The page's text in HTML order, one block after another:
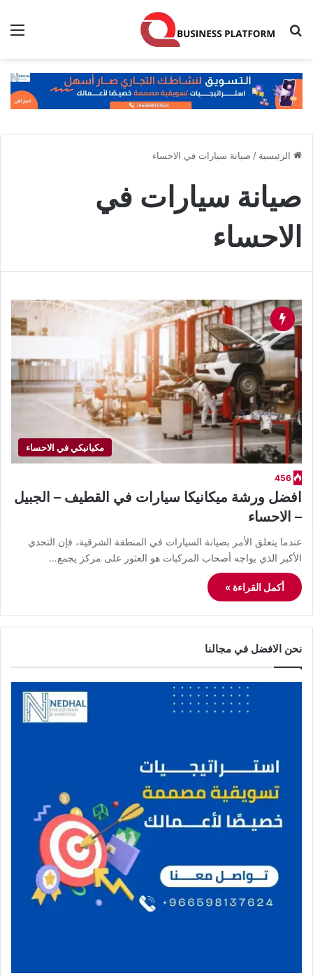
بحث عن
الرئيسية / صيانة سيارات في الاحساء
صيانة سيارات في
الاحساء
مكيانيكي في الاحساء
456
افضل ورشة ميكانيكا سيارات في القطيف – الجبيل
– الاحساء
عندما يتعلق الأمر بصيانة السيارات في المنطقة الشرقية، فإن التحدي
الأكبر الذي يواجه أصحاب المركبات هو العثور على مركز يجمع…
أكمل القراءة »
نحن الافضل في مجالنا